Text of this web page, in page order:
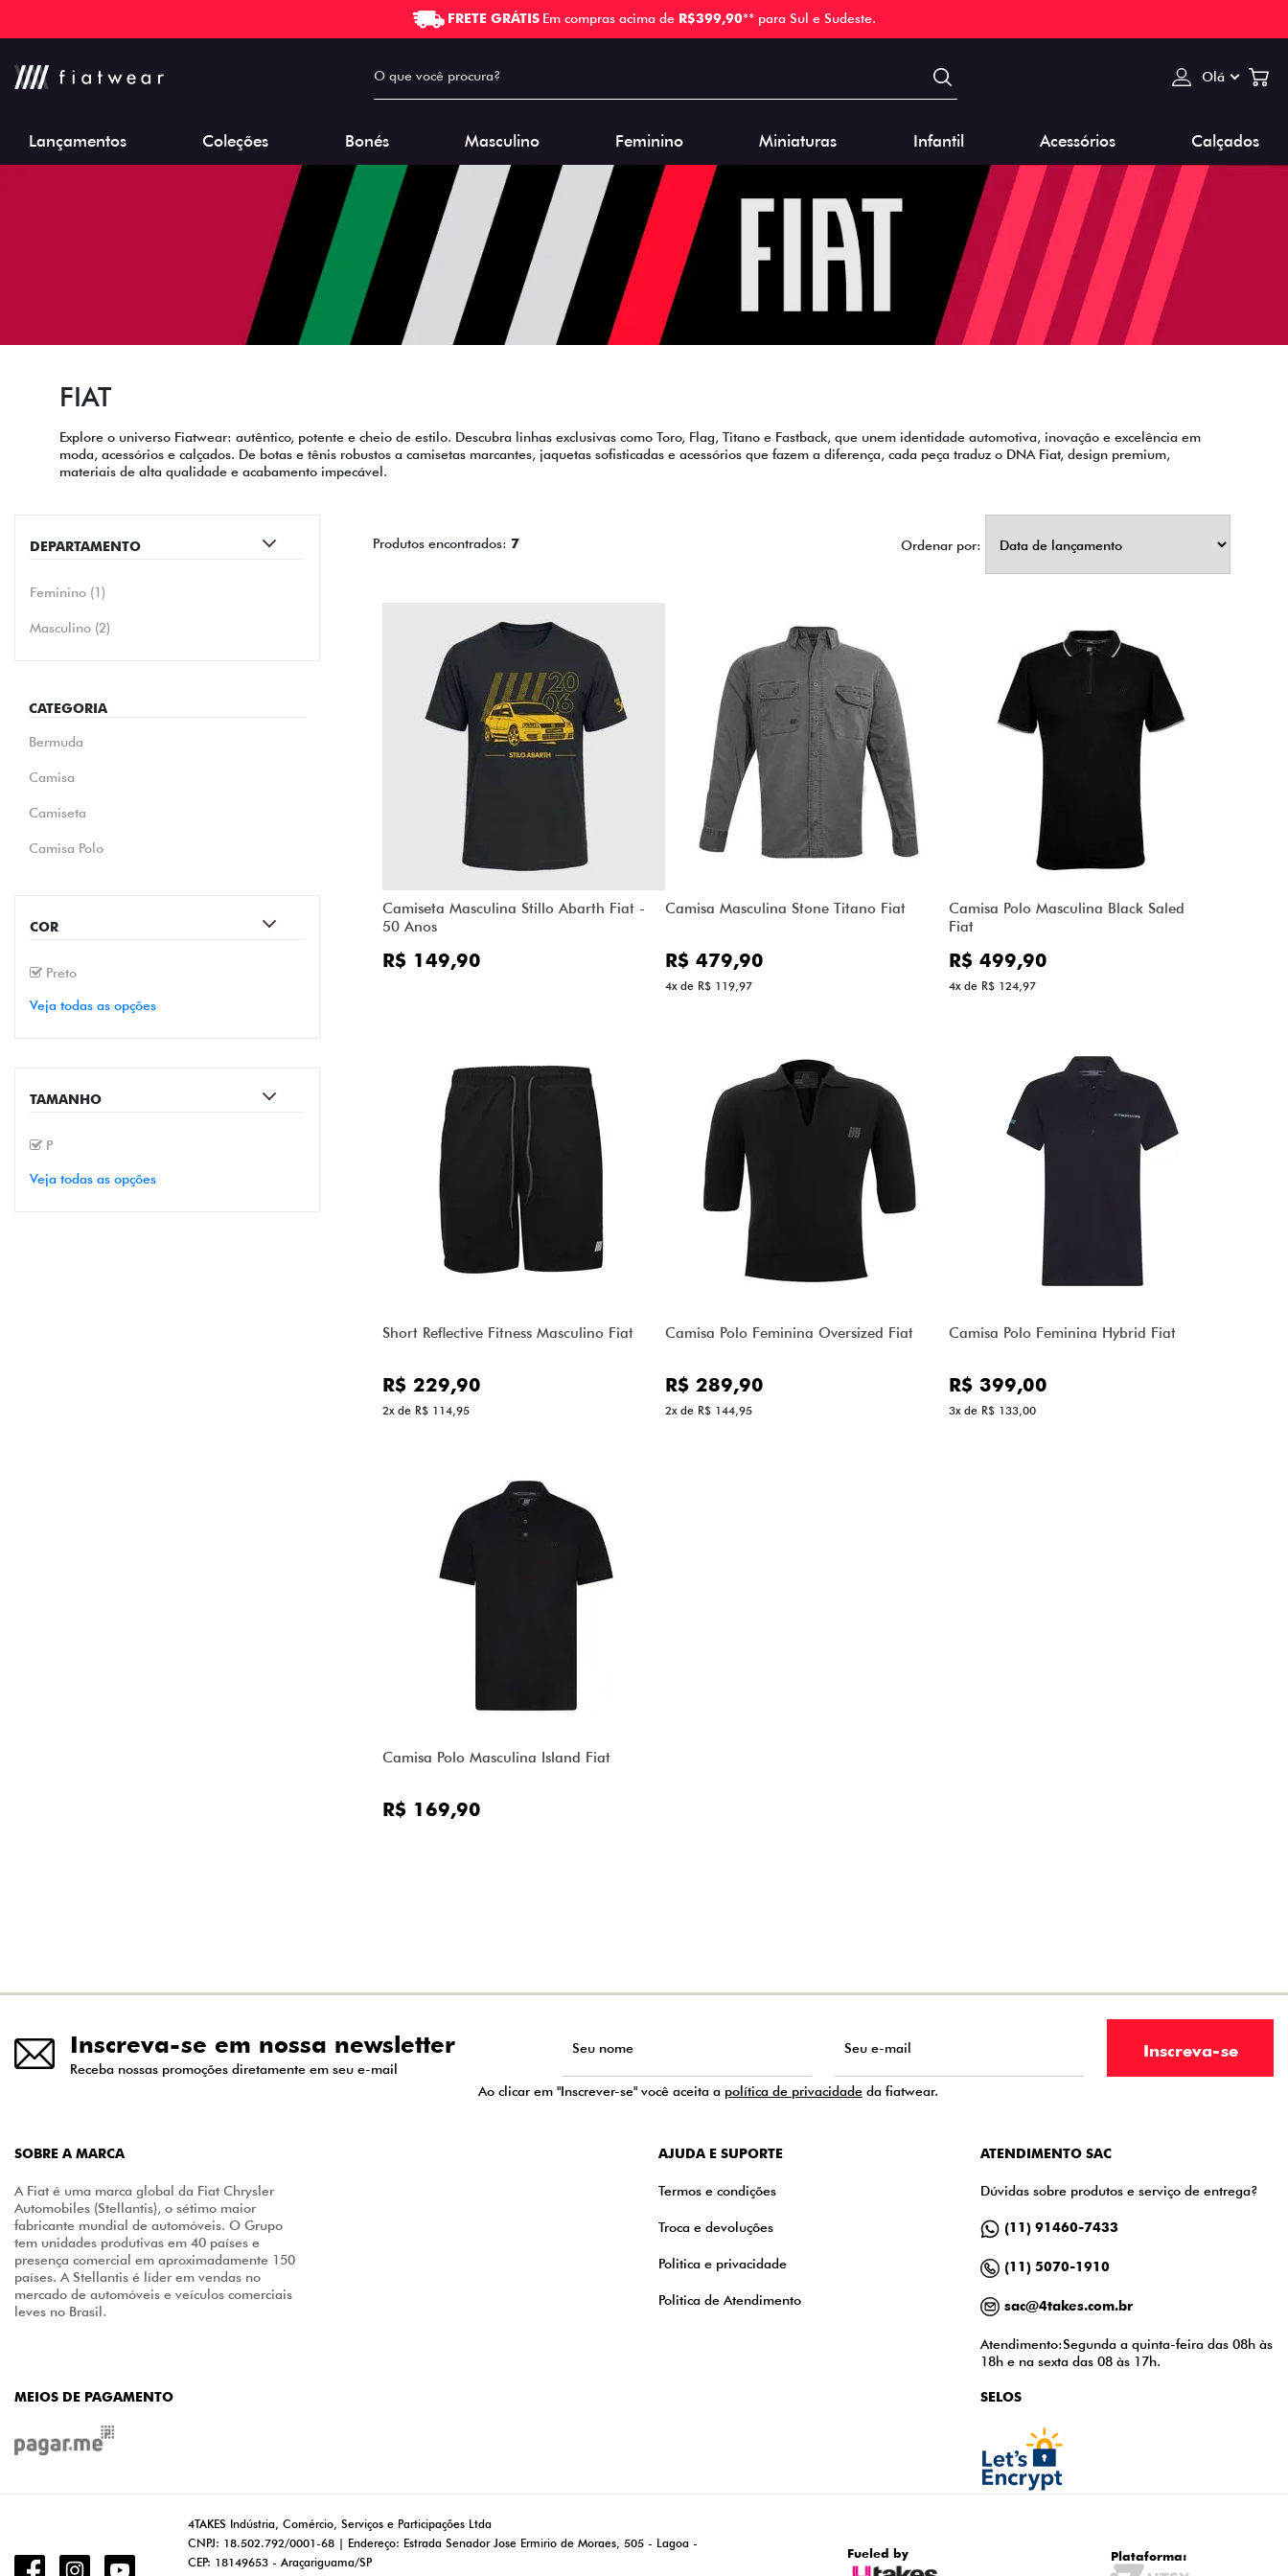
FRETE GRÁTIS Em compras acima de R$399,90** para Sul e Sudeste.
Olá
Lançamentos Coleções Bonés Masculino Feminino Miniaturas Infantil Acessórios Calçados
FIAT
Explore o universo Fiatwear: autêntico, potente e cheio de estilo. Descubra linhas exclusivas como Toro, Flag, Titano e Fastback, que unem identidade automotiva, inovação e excelência em
moda, acessórios e calçados. De botas e tênis robustos a camisetas marcantes, jaquetas sofisticadas e acessórios que fazem a diferença, cada peça traduz o DNA Fiat, design premium,
materiais de alta qualidade e acabamento impecável.
DEPARTAMENTO
Feminino (1)
Masculino (2)
CATEGORIA
Bermuda
Camisa
Camiseta
Camisa Polo
COR
Preto
Veja todas as opções
TAMANHO
P
Veja todas as opções
Produtos encontrados: 7 Ordenar por:
Camiseta Masculina Stillo Abarth Fiat -
50 Anos
R$ 149,90
Camisa Masculina Stone Titano Fiat
R$ 479,90
4x de R$ 119,97
Camisa Polo Masculina Black Saled
Fiat
R$ 499,90
4x de R$ 124,97
Short Reflective Fitness Masculino Fiat
R$ 229,90
2x de R$ 114,95
Camisa Polo Feminina Oversized Fiat
R$ 289,90
2x de R$ 144,95
Camisa Polo Feminina Hybrid Fiat
R$ 399,00
3x de R$ 133,00
Camisa Polo Masculina Island Fiat
R$ 169,90
Inscreva-se em nossa newsletter
Receba nossas promoções diretamente em seu e-mail
Ao clicar em "Inscrever-se" você aceita a política de privacidade da fiatwear.
SOBRE A MARCA
A Fiat é uma marca global da Fiat Chrysler
Automobiles (Stellantis), o sétimo maior
fabricante mundial de automóveis. O Grupo
tem unidades produtivas em 40 países e
presença comercial em aproximadamente 150
países. A Stellantis é líder em vendas no
mercado de automóveis e veículos comerciais
leves no Brasil.
AJUDA E SUPORTE
Termos e condições
Troca e devoluções
Politica e privacidade
Politica de Atendimento
ATENDIMENTO SAC
Dúvidas sobre produtos e serviço de entrega?
(11) 91460-7433
(11) 5070-1910
sac@4takes.com.br
Atendimento:Segunda a quinta-feira das 08h às
18h e na sexta das 08 às 17h.
MEIOS DE PAGAMENTO
SELOS
4TAKES Indústria, Comércio, Serviços e Participações Ltda
CNPJ: 18.502.792/0001-68 | Endereço: Estrada Senador Jose Ermirio de Moraes, 505 - Lagoa -
CEP: 18149653 - Araçariguama/SP
Fueled by Plataforma: